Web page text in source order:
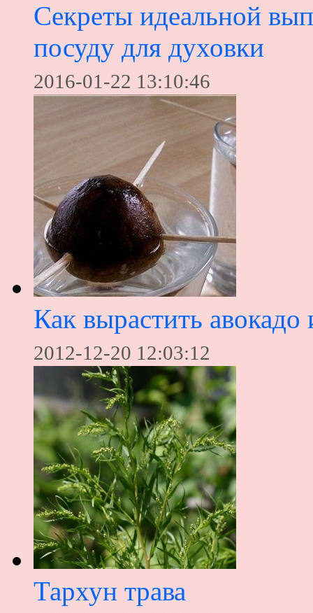
Секреты идеальной
посуду для духовки
2016-01-22 13:10:46
Как вырастить авокадо
2012-12-20 12:03:12
Тархун трава